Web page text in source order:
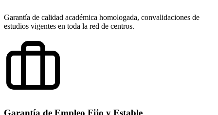
Garantía de calidad académica homologada, convalidaciones de
estudios vigentes en toda la red de centros.
Garantía de Empleo Fijo y Estable